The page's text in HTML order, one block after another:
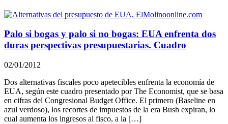
Palo si bogas y palo si no bogas: EUA enfrenta dos
duras perspectivas presupuestarias. Cuadro
02/01/2012
Dos alternativas fiscales poco apetecibles enfrenta la economía de
EUA, según este cuadro presentado por The Economist, que se basa
en cifras del Congresional Budget Office. El primero (Baseline en
azul verdoso), los recortes de impuestos de la era Bush expiran, lo
cual aumenta los ingresos al fisco, a la […]